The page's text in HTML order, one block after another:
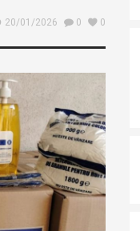
20/01/2026 0 0